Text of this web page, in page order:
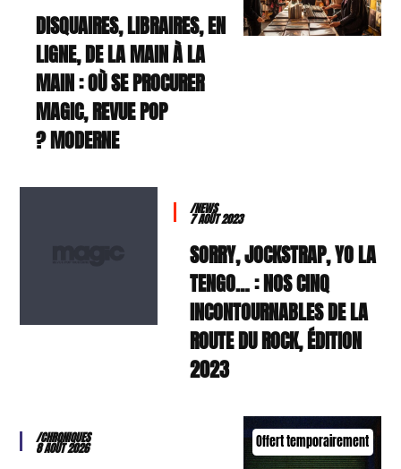
DISQUAIRES, LIBRAIRES, EN
LIGNE, DE LA MAIN À LA
MAIN : OÙ SE PROCURER
MAGIC, REVUE POP
MODERNE ?
/NEWS
7 AOÛT 2023
SORRY, JOCKSTRAP, YO LA
TENGO… : NOS CINQ
INCONTOURNABLES DE LA
ROUTE DU ROCK, ÉDITION
2023
Offert temporairement
/CHRONIQUES
8 AOÛT 2026